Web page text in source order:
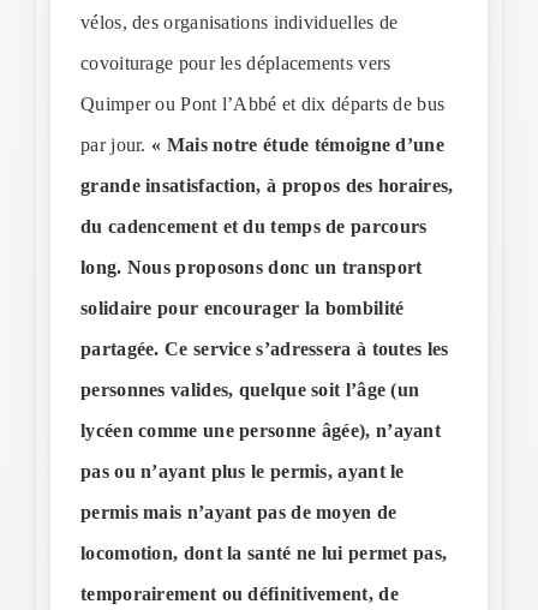
vélos, des organisations individuelles de
covoiturage pour les déplacements vers
Quimper ou Pont l’Abbé et dix départs de bus
par jour. « Mais notre étude témoigne d’une
grande insatisfaction, à propos des horaires,
du cadencement et du temps de parcours
long. Nous proposons donc un transport
solidaire pour encourager la bombilité
partagée. Ce service s’adressera à toutes les
personnes valides, quelque soit l’âge (un
lycéen comme une personne âgée), n’ayant
pas ou n’ayant plus le permis, ayant le
permis mais n’ayant pas de moyen de
locomotion, dont la santé ne lui permet pas,
temporairement ou définitivement, de